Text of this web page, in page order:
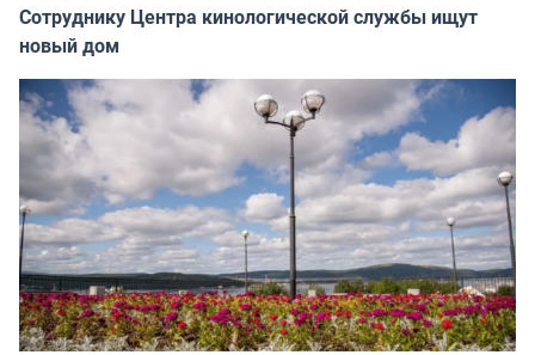
Сотруднику Центра кинологической службы ищут
новый дом